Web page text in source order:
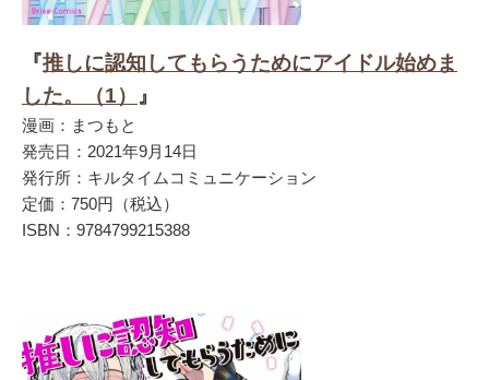
『推しに認知してもらうためにアイドル始めま
した。（1） 』
漫画：まつもと
発売日：2021年9月14日
発行所：キルタイムコミュニケーション
定価：750円（税込）
ISBN：9784799215388